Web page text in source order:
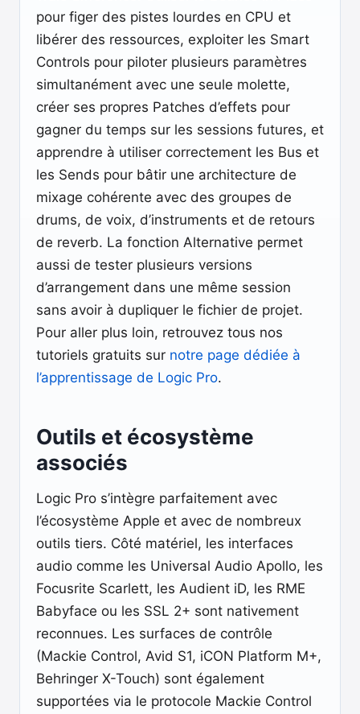
pour figer des pistes lourdes en CPU et
libérer des ressources, exploiter les Smart
Controls pour piloter plusieurs paramètres
simultanément avec une seule molette,
créer ses propres Patches d’effets pour
gagner du temps sur les sessions futures, et
apprendre à utiliser correctement les Bus et
les Sends pour bâtir une architecture de
mixage cohérente avec des groupes de
drums, de voix, d’instruments et de retours
de reverb. La fonction Alternative permet
aussi de tester plusieurs versions
d’arrangement dans une même session
sans avoir à dupliquer le fichier de projet.
Pour aller plus loin, retrouvez tous nos
tutoriels gratuits sur notre page dédiée à
l’apprentissage de Logic Pro.
Outils et écosystème
associés
Logic Pro s’intègre parfaitement avec
l’écosystème Apple et avec de nombreux
outils tiers. Côté matériel, les interfaces
audio comme les Universal Audio Apollo, les
Focusrite Scarlett, les Audient iD, les RME
Babyface ou les SSL 2+ sont nativement
reconnues. Les surfaces de contrôle
(Mackie Control, Avid S1, iCON Platform M+,
Behringer X-Touch) sont également
supportées via le protocole Mackie Control